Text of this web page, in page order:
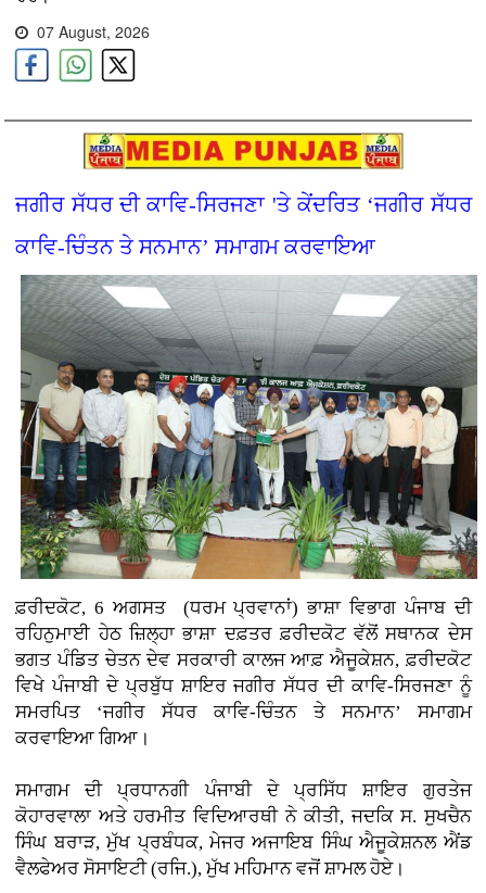
07 August, 2026
ਜਗੀਰ ਸੱਧਰ ਦੀ ਕਾਵਿ-ਸਿਰਜਣਾ 'ਤੇ ਕੇਂਦਰਿਤ ‘ਜਗੀਰ ਸੱਧਰ
ਕਾਵਿ-ਚਿੰਤਨ ਤੇ ਸਨਮਾਨ’ ਸਮਾਗਮ ਕਰਵਾਇਆ
ਫ਼ਰੀਦਕੋਟ, 6 ਅਗਸਤ (ਧਰਮ ਪ੍ਰਵਾਨਾਂ)ਭਾਸ਼ਾ ਵਿਭਾਗ ਪੰਜਾਬ ਦੀ
ਰਹਿਨੁਮਾਈ ਹੇਠ ਜ਼ਿਲ੍ਹਾ ਭਾਸ਼ਾ ਦਫ਼ਤਰ ਫ਼ਰੀਦਕੋਟ ਵੱਲੋਂ ਸਥਾਨਕ ਦੇਸ
ਭਗਤ ਪੰਡਿਤ ਚੇਤਨ ਦੇਵ ਸਰਕਾਰੀ ਕਾਲਜ ਆਫ਼ ਐਜੂਕੇਸ਼ਨ, ਫ਼ਰੀਦਕੋਟ
ਵਿਖੇ ਪੰਜਾਬੀ ਦੇ ਪ੍ਰਬੁੱਧ ਸ਼ਾਇਰ ਜਗੀਰ ਸੱਧਰ ਦੀ ਕਾਵਿ-ਸਿਰਜਣਾ ਨੂੰ
ਸਮਰਪਿਤ ‘ਜਗੀਰ ਸੱਧਰ ਕਾਵਿ-ਚਿੰਤਨ ਤੇ ਸਨਮਾਨ’ ਸਮਾਗਮ
ਕਰਵਾਇਆ ਗਿਆ।
ਸਮਾਗਮ ਦੀ ਪ੍ਰਧਾਨਗੀ ਪੰਜਾਬੀ ਦੇ ਪ੍ਰਸਿੱਧ ਸ਼ਾਇਰ ਗੁਰਤੇਜ
ਕੋਹਾਰਵਾਲਾ ਅਤੇ ਹਰਮੀਤ ਵਿਦਿਆਰਥੀ ਨੇ ਕੀਤੀ, ਜਦਕਿ ਸ. ਸੁਖਚੈਨ
ਸਿੰਘ ਬਰਾੜ, ਮੁੱਖ ਪ੍ਰਬੰਧਕ, ਮੇਜਰ ਅਜਾਇਬ ਸਿੰਘ ਐਜੂਕੇਸ਼ਨਲ ਐਂਡ
ਵੈਲਫੇਅਰ ਸੋਸਾਇਟੀ (ਰਜਿ.), ਮੁੱਖ ਮਹਿਮਾਨ ਵਜੋਂ ਸ਼ਾਮਲ ਹੋਏ।